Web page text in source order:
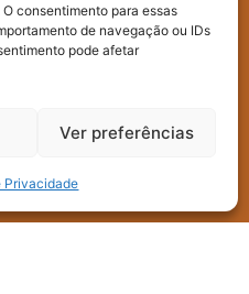
consentimento para essas
de navegação ou IDs
pode afetar
Ver preferências
Privacidade